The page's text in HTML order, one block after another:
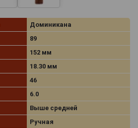
Доминикана
89
152 мм
18.30 мм
46
6.0
Выше средней
Ручная